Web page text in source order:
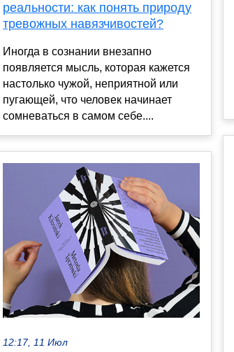
реальности: как понять природу
тревожных навязчивостей?
Иногда в сознании внезапно
появляется мысль, которая кажется
настолько чужой, неприятной или
пугающей, что человек начинает
сомневаться в самом себе....
12:17, 11 Июл